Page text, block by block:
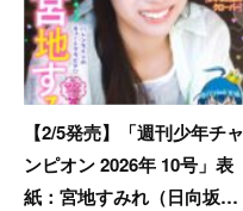
【2/5発売】「週刊少年チャ
ンピオン 2026年 10号」表
紙：宮地すみれ（日向坂